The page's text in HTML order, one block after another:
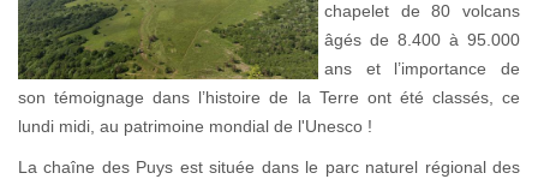
chapelet de 80 volcans
âgés de 8.400 à 95.000
ans et l’importance de
son témoignage dans l’histoire de la Terre ont été classés, ce
lundi midi, au patrimoine mondial de l'Unesco !
La chaîne des Puys est située dans le parc naturel régional des